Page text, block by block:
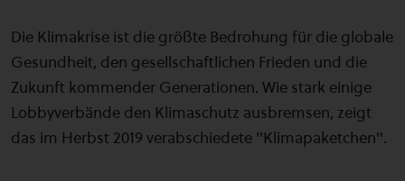
Die Klimakrise ist die größte Bedrohung für die globale
Gesundheit, den gesellschaftlichen Frieden und die
Zukunft kommender Generationen. Wie stark einige
Lobbyverbände den Klimaschutz ausbremsen, zeigt
das im Herbst 2019 verabschiedete "Klimapaketchen".